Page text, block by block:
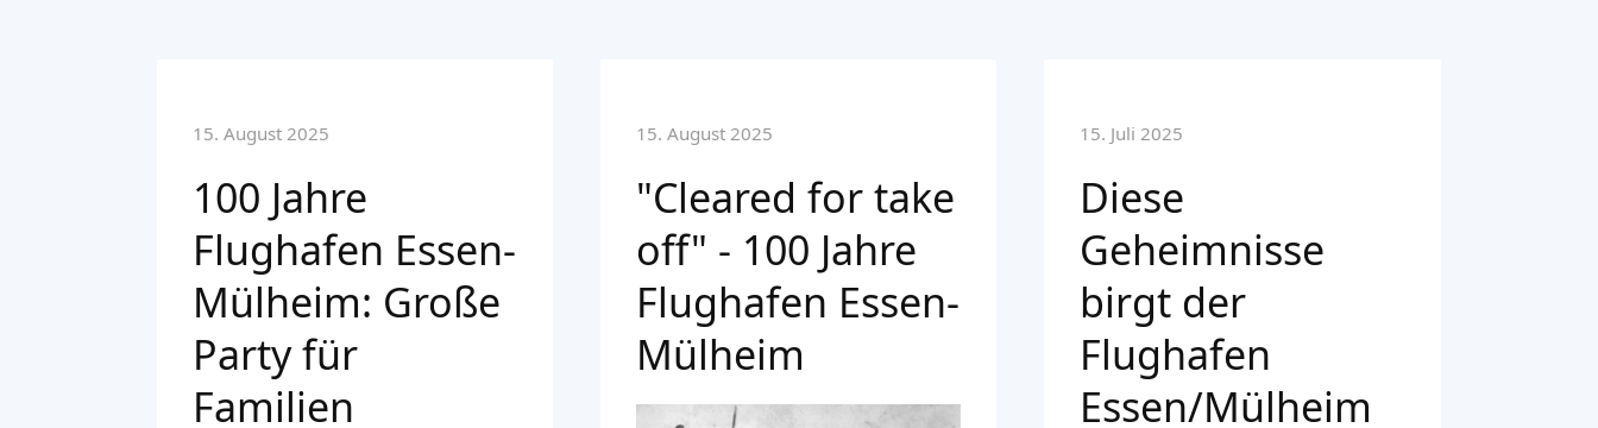
15. August 2025
100 Jahre
Flughafen Essen-
Mülheim: Große
Party für
Familien
15. August 2025
"Cleared for take
off" - 100 Jahre
Flughafen Essen-
Mülheim
15. Juli 2025
Diese
Geheimnisse
birgt der
Flughafen
Essen/Mülheim